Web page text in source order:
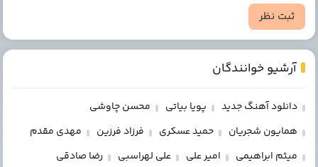
ثبت نظر
آرشیو خوانندگان
دانلود آهنگ جدید پویا بیاتی
محسن چاوشی
همایون شجریان
حمید عسکری فرزاد فرزین
مهدی مقدم
میثم ابراهیمی
امیر علی علی لهراسبی
رضا صادقی